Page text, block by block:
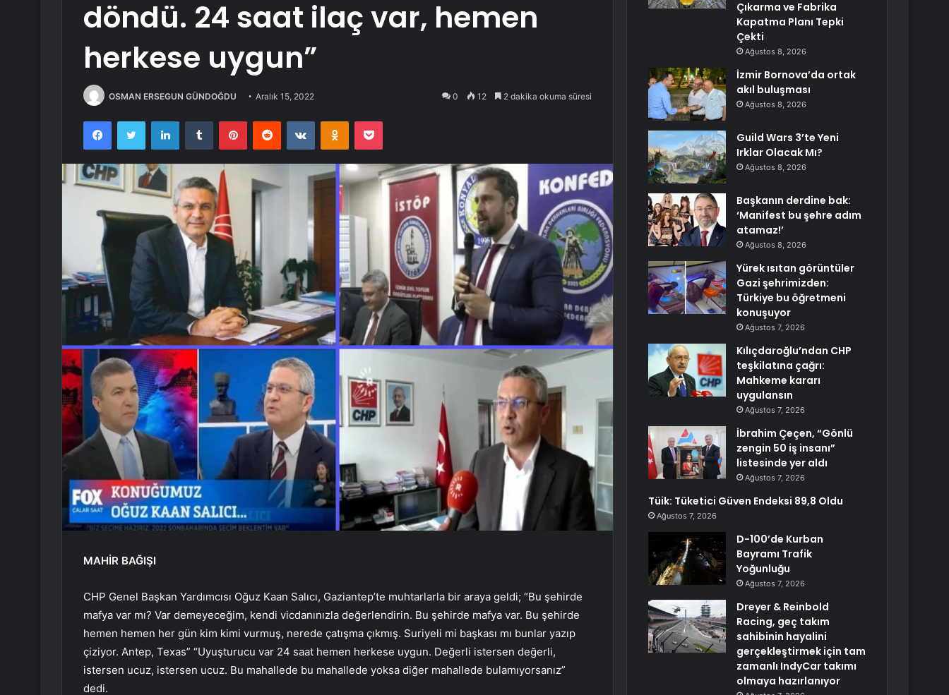
döndü. 24 saat ilaç var, hemen
herkese uygun”
OSMAN ERSEGUN GÜNDOĞDU Aralık 15, 2022 0 12 2 dakika okuma süresi
FacebookTwitter LinkedInTumblr PinterestReddit VKontakteOdnoklassniki
Pocket
MAHİR BAĞIŞI
CHP Genel Başkan Yardımcısı Oğuz Kaan Salıcı, Gaziantep’te muhtarlarla bir araya geldi; “Bu şehirde
mafya var mı? Var demeyeceğim, kendi vicdanınızla değerlendirin. Bu şehirde mafya var. Bu şehirde
hemen hemen her gün kim kimi vurmuş, nerede çatışma çıkmış. Suriyeli mi başkası mı bunlar yazıp
çiziyor. Antep, Texas” “Uyuşturucu var 24 saat hemen herkese uygun. Değerli istersen değerli,
istersen ucuz, istersen ucuz. Bu mahallede bu mahallede yoksa diğer mahallede bulamıyorsanız”
dedi.
Çıkarma ve Fabrika
Kapatma Planı Tepki
Çekti
Ağustos 8, 2026
İzmir Bornova’da ortak
akıl buluşması
Ağustos 8, 2026
Guild Wars 3’te Yeni
Irklar Olacak Mı?
Ağustos 8, 2026
Başkanın derdine bak:
‘Manifest bu şehre adım
atamaz!’
Ağustos 8, 2026
Yürek ısıtan görüntüler
Gazi şehrimizden:
Türkiye bu öğretmeni
konuşuyor
Ağustos 7, 2026
Kılıçdaroğlu’ndan CHP
teşkilatına çağrı:
Mahkeme kararı
uygulansın
Ağustos 7, 2026
İbrahim Çeçen, “Gönlü
zengin 50 iş insanı”
listesinde yer aldı
Ağustos 7, 2026
Tüik: Tüketici Güven Endeksi 89,8 Oldu
Ağustos 7, 2026
D-100’de Kurban
Bayramı Trafik
Yoğunluğu
Ağustos 7, 2026
Dreyer & Reinbold
Racing, geç takım
sahibinin hayalini
gerçekleştirmek için tam
zamanlı IndyCar takımı
olmaya hazırlanıyor